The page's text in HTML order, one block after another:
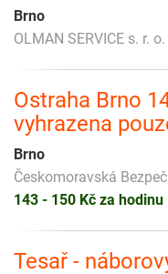
Brno
OLMAN SERVICE s. r. o.
Ostraha Brno
vyhrazena
Brno
Českomoravská
143 - 150 Kč za hodinu
Tesař -